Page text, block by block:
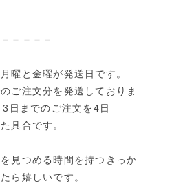
＝＝＝＝
曜と金曜が発送日です。
ご注文分を発送しておりま
日までのご注文を4日
具合です。
見つめる時間を持つきっか
ら嬉しいです。